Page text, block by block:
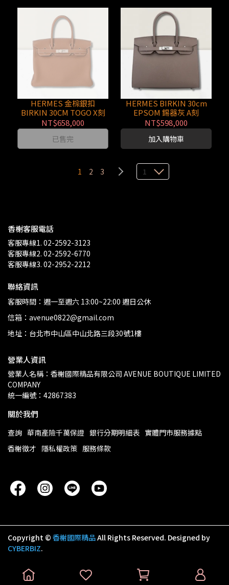
HERMES 金棕銀扣
BIRKIN 30CM TOGO X刻
NT$658,000
已售完
HERMES BIRKIN 30cm
EPSOM 錫器灰 A刻
NT$598,000
加入購物車
1 2 3 1
香榭客服電話
客服專線1. 02-2592-3123
客服專線2. 02-2592-6770
客服專線3. 02-2952-2212
聯絡資訊
客服時間：週一至週六 13:00~22:00 週日公休
信箱：avenue0822@gmail.com
地址：台北市中山區中山北路三段30號1樓
營業人資訊
營業人名稱：香榭國際精品有限公司 AVENUE BOUTIQUE LIMITED
COMPANY
統一編號：42867383
關於我們
查詢 華南產險千萬保證 銀行分期明細表 實體門市服務據點
香榭徵才 隱私權政策 服務條款
Copyright © 香榭國際精品All Rights Reserved. Designed by
CYBERBIZ.